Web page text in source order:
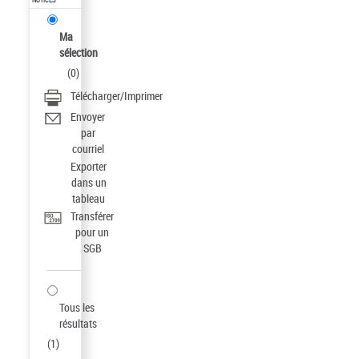
Ma
sélection
(0)
Télécharger/Imprimer
Envoyer
par
courriel
Exporter
dans un
tableau
Transférer
pour un
SGB
Tous les
résultats
(1)